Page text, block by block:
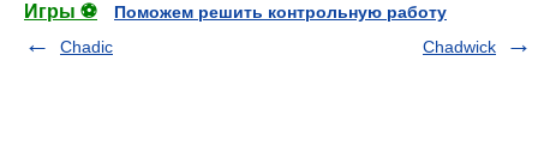
Игры ⚽
Поможем решить контрольную работу
Chadic
Chadwick